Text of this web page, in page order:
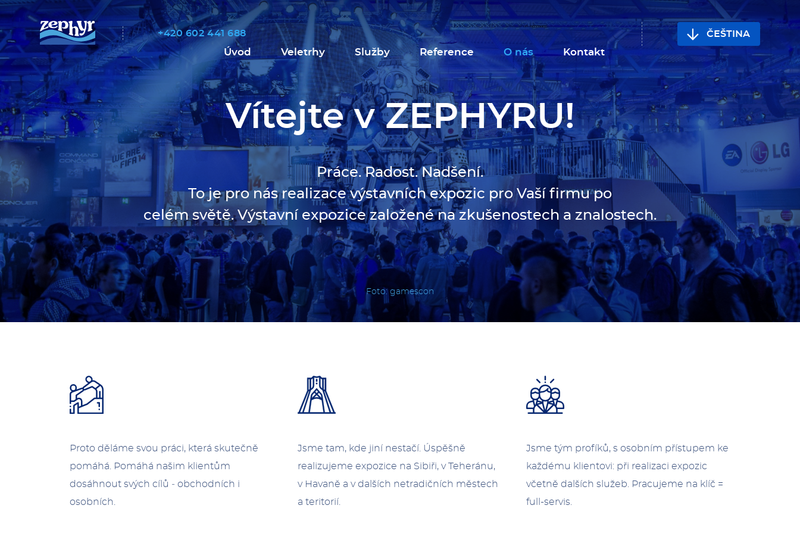
+420 602 441 688
JAZYK
ČEŠTINA
Menu
Úvod Veletrhy Služby Reference O nás Kontakt
Vítejte v ZEPHYRU!
Práce. Radost. Nadšení.
To je pro nás realizace výstavních expozic pro Vaší firmu po
celém světě. Výstavní expozice založené na zkušenostech a znalostech.
Foto: gamescon
Proto děláme svou práci, která skutečně
pomáhá. Pomáhá našim klientům
dosáhnout svých cílů ‑ obchodních i
osobních.
Jsme tam, kde jiní nestačí. Úspěšně
realizujeme expozice na Sibiři, v Teheránu,
v Havaně a v dalších netradičních městech
a teritorií.
Jsme tým profíků, s osobním přístupem ke
každému klientovi: při realizaci expozic
včetně dalších služeb. Pracujeme na klíč =
full-servis.